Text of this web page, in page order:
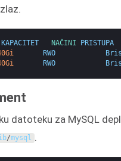
KAPACITET NAČINI
PRISTUPA
RWO
RWO
datoteku za MySQL
/mysql .